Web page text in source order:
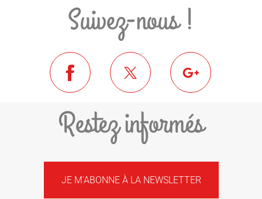
Suivez-nous !
Restez informés
JE M'ABONNE À LA NEWSLETTER